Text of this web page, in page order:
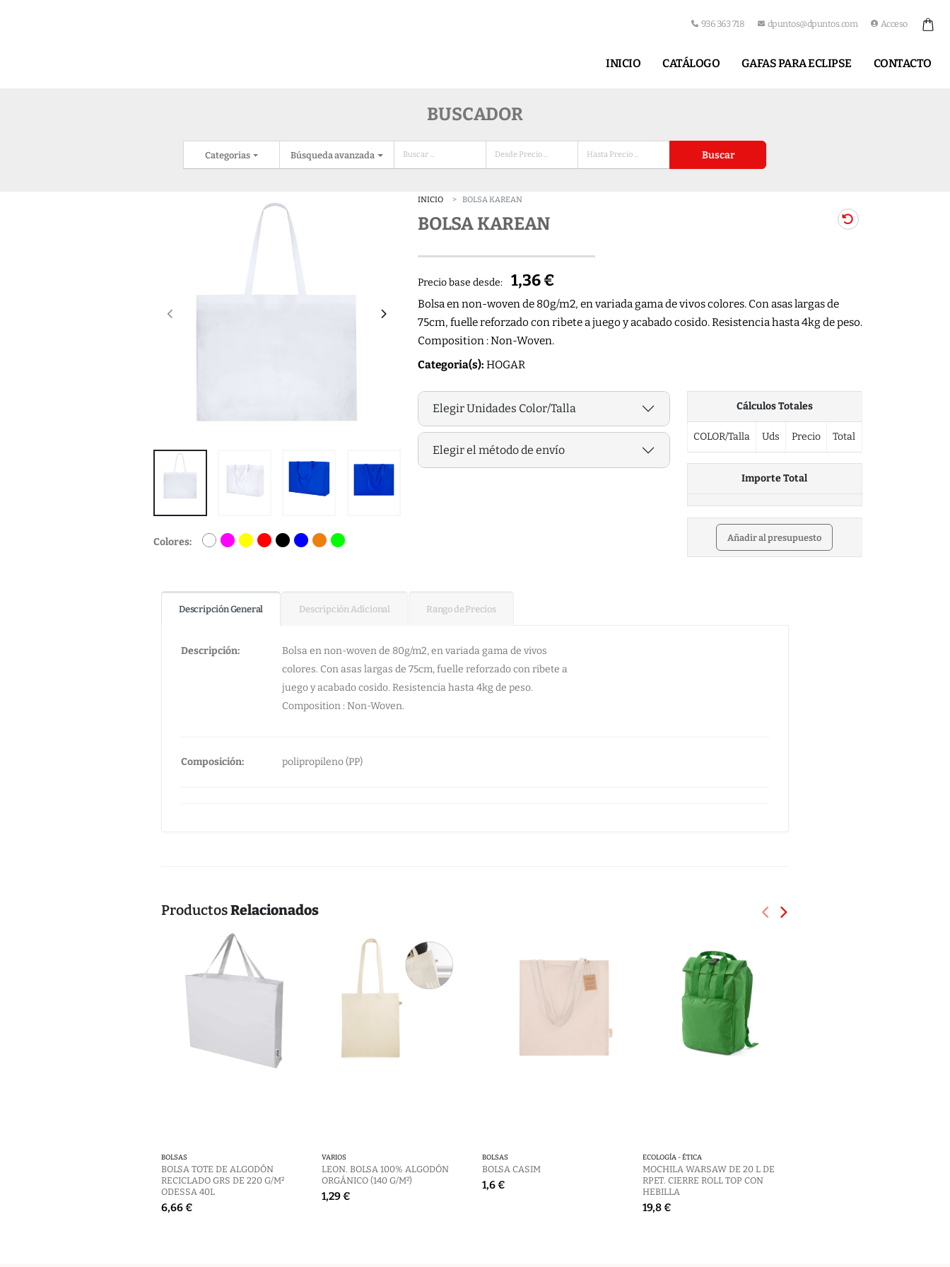
936 363 718 dpuntos@dpuntos.com Acceso
INICIO CATÁLOGO GAFAS PARA ECLIPSE CONTACTO
BUSCADOR
Categorias Búsqueda avanzada Buscar
Colores:
INICIO BOLSA KAREAN
BOLSA KAREAN
Precio base desde: 1,36 €
Bolsa en non-woven de 80g/m2, en variada gama de vivos colores. Con asas largas de
75cm, fuelle reforzado con ribete a juego y acabado cosido. Resistencia hasta 4kg de peso.
Composition : Non-Woven.
Categoria(s): HOGAR
Elegir Unidades Color/Talla
Elegir el método de envío
Cálculos Totales
COLOR/Talla Uds Precio Total
Importe Total
Añadir al presupuesto
Descripción General Descripción Adicional Rango de Precios
Descripción:
Bolsa en non-woven de 80g/m2, en variada gama de vivos
colores. Con asas largas de 75cm, fuelle reforzado con ribete a
juego y acabado cosido. Resistencia hasta 4kg de peso.
Composition : Non-Woven.
Composición: polipropileno (PP)
ProductosRelacionados
BOLSAS
BOLSA TOTE DE ALGODÓN
RECICLADO GRS DE 220 G/M²
ODESSA 40L
6,66 €
VARIOS
LEON. BOLSA 100% ALGODÓN
ORGÁNICO (140 G/M²)
1,29 €
BOLSAS
BOLSA CASIM
1,6 €
ECOLOGÍA - ÉTICA
MOCHILA WARSAW DE 20 L DE
RPET. CIERRE ROLL TOP CON
HEBILLA
19,8 €